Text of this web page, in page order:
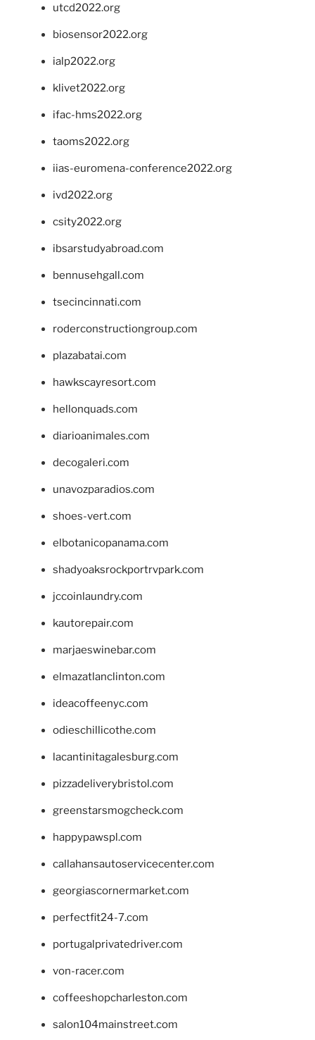
utcd2022.org
biosensor2022.org
ialp2022.org
klivet2022.org
ifac-hms2022.org
taoms2022.org
iias-euromena-conference2022.org
ivd2022.org
csity2022.org
ibsarstudyabroad.com
bennusehgall.com
tsecincinnati.com
roderconstructiongroup.com
plazabatai.com
hawkscayresort.com
hellonquads.com
diarioanimales.com
decogaleri.com
unavozparadios.com
shoes-vert.com
elbotanicopanama.com
shadyoaksrockportrvpark.com
jccoinlaundry.com
kautorepair.com
marjaeswinebar.com
elmazatlanclinton.com
ideacoffeenyc.com
odieschillicothe.com
lacantinitagalesburg.com
pizzadeliverybristol.com
greenstarsmogcheck.com
happypawspl.com
callahansautoservicecenter.com
georgiascornermarket.com
perfectfit24-7.com
portugalprivatedriver.com
von-racer.com
coffeeshopcharleston.com
salon104mainstreet.com